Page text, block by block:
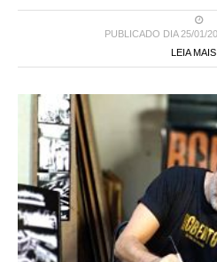
PUBLICADO DIA 25/01/
LEIA MAIS